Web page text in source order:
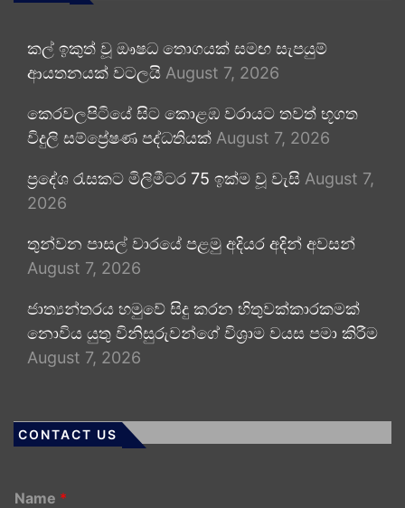
කල් ඉකුත් වූ ඖෂධ තොගයක් සමඟ සැපයුම්
ආයතනයක් වටලයි August 7, 2026
කෙරවලපිටියේ සිට කොළඹ වරායට තවත් භූගත
විදුලි සම්ප්‍රේෂණ පද්ධතියක් August 7, 2026
ප්‍රදේශ රැසකට මිලිමීටර 75 ඉක්ම වූ වැසි August 7,
2026
තුන්වන පාසල් වාරයේ පළමු අදියර අදින් අවසන්
August 7, 2026
ජාත්‍යන්තරය හමුවේ සිදු කරන හිතුවක්කාරකමක්
නොවිය යුතු විනිසුරුවන්ගේ විශ්‍රාම වයස පමා කිරීම
August 7, 2026
CONTACT US
Name *